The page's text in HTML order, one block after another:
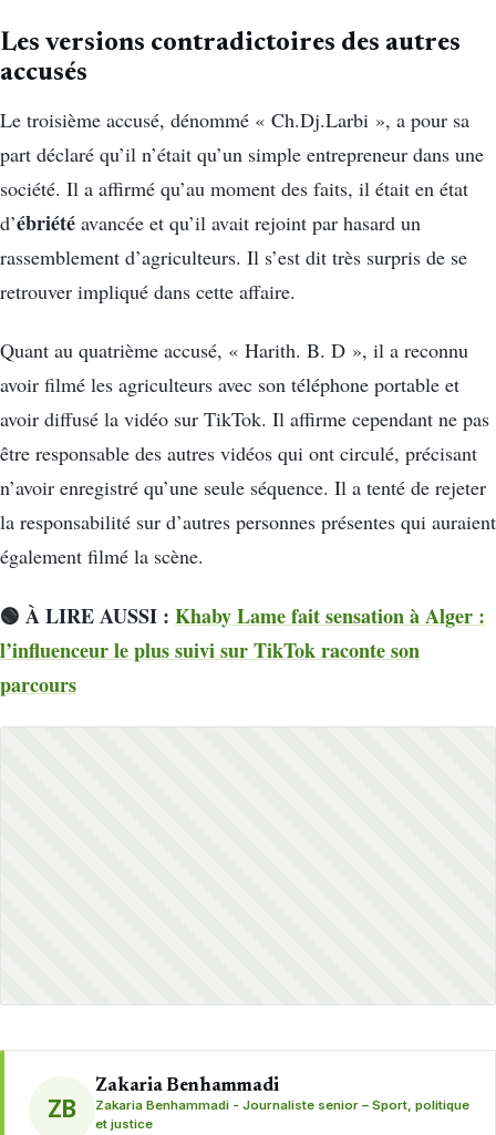
Les versions contradictoires des autres
accusés
Le troisième accusé, dénommé « Ch.Dj.Larbi », a pour sa
part déclaré qu’il n’était qu’un simple entrepreneur dans une
société. Il a affirmé qu’au moment des faits, il était en état
d’ébriété avancée et qu’il avait rejoint par hasard un
rassemblement d’agriculteurs. Il s’est dit très surpris de se
retrouver impliqué dans cette affaire.
Quant au quatrième accusé, « Harith. B. D », il a reconnu
avoir filmé les agriculteurs avec son téléphone portable et
avoir diffusé la vidéo sur TikTok. Il affirme cependant ne pas
être responsable des autres vidéos qui ont circulé, précisant
n’avoir enregistré qu’une seule séquence. Il a tenté de rejeter
la responsabilité sur d’autres personnes présentes qui auraient
également filmé la scène.
🟢 À LIRE AUSSI : Khaby Lame fait sensation à Alger :
l’influenceur le plus suivi sur TikTok raconte son
parcours
ZB
Zakaria Benhammadi
Zakaria Benhammadi - Journaliste senior – Sport, politique
et justice